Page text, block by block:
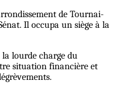
de Tournai-
Il occupa un siège à la
lourde charge du
situation financière et